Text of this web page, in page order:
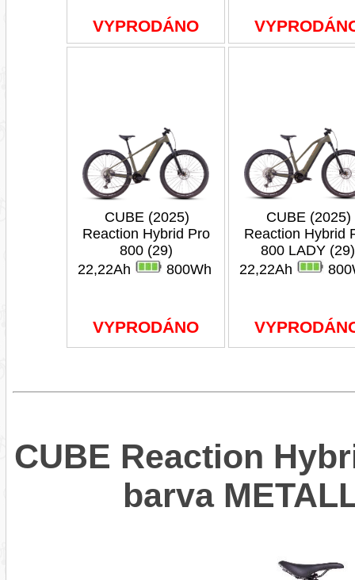
VYPRODÁNO
CUBE (2025)
Reaction Hybrid Pro
800 (29)
22,22Ah
800Wh
VYPRODÁNO
CUBE (2025)
Reaction Hybrid
800 LADY (29)
22,22Ah
CUBE Reaction
barva